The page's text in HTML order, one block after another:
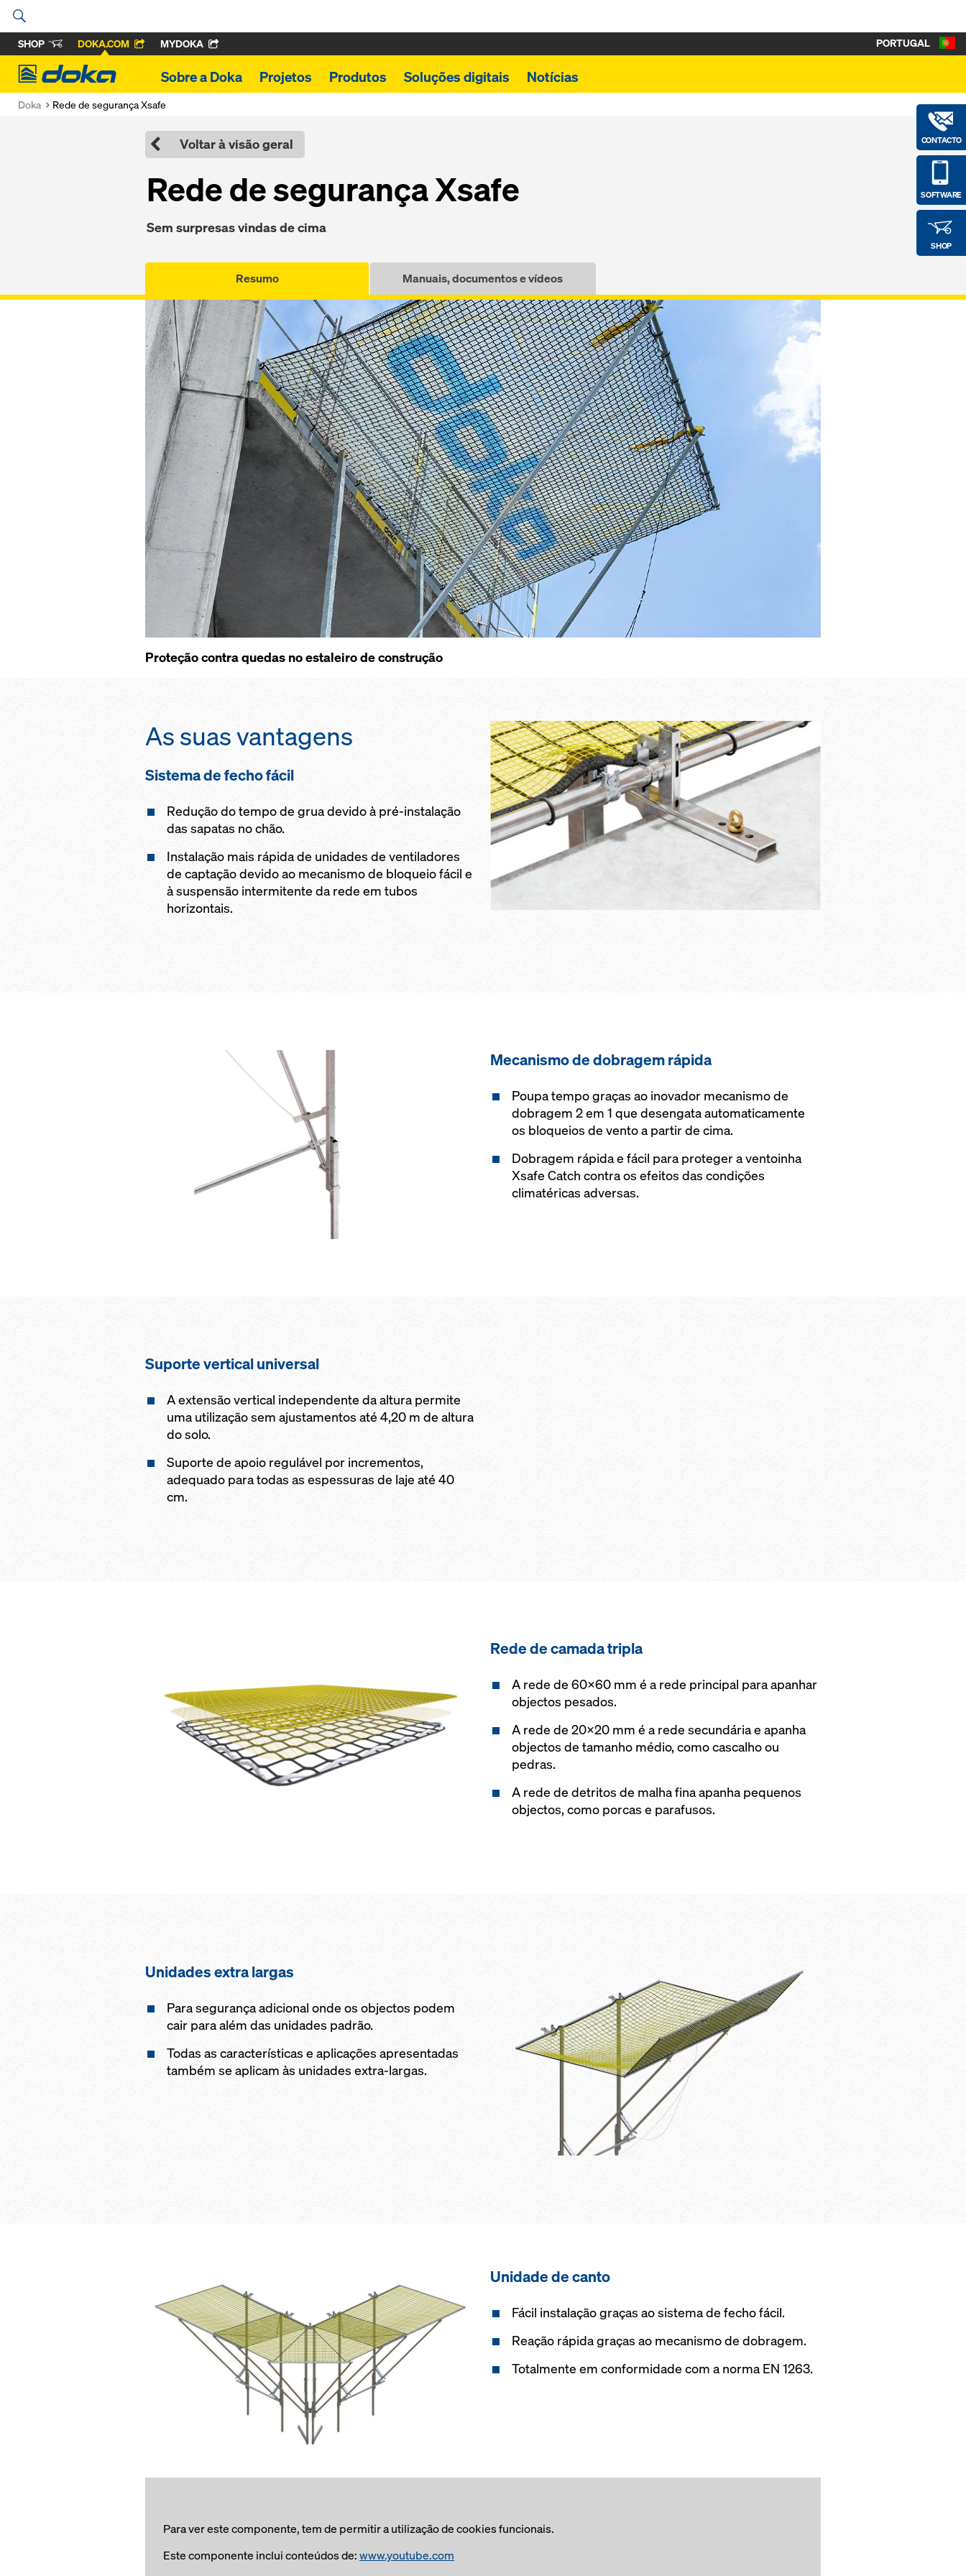
SHOP DOKA.COM MYDOKA
Doka
Sobre a Doka Projetos Produtos Soluções digitais Notícias
CONTACTO
SOFTWARE
SHOP
PORTUGAL
Doka Rede de segurança Xsafe
Voltar à visão geral
Rede de segurança Xsafe
Sem surpresas vindas de cima
Resumo Manuais, documentos e vídeos
Proteção contra quedas no estaleiro de construção
As suas vantagens
Sistema de fecho fácil
Redução do tempo de grua devido à pré-instalação
das sapatas no chão.
Instalação mais rápida de unidades de ventiladores
de captação devido ao mecanismo de bloqueio fácil e
à suspensão intermitente da rede em tubos
horizontais.
Mecanismo de dobragem rápida
Poupa tempo graças ao inovador mecanismo de
dobragem 2 em 1 que desengata automaticamente
os bloqueios de vento a partir de cima.
Dobragem rápida e fácil para proteger a ventoinha
Xsafe Catch contra os efeitos das condições
climatéricas adversas.
Suporte vertical universal
A extensão vertical independente da altura permite
uma utilização sem ajustamentos até 4,20 m de altura
do solo.
Suporte de apoio regulável por incrementos,
adequado para todas as espessuras de laje até 40
cm.
Rede de camada tripla
A rede de 60x60 mm é a rede principal para apanhar
objectos pesados.
A rede de 20x20 mm é a rede secundária e apanha
objectos de tamanho médio, como cascalho ou
pedras.
A rede de detritos de malha fina apanha pequenos
objectos, como porcas e parafusos.
Unidades extra largas
Para segurança adicional onde os objectos podem
cair para além das unidades padrão.
Todas as características e aplicações apresentadas
também se aplicam às unidades extra-largas.
Unidade de canto
Fácil instalação graças ao sistema de fecho fácil.
Reação rápida graças ao mecanismo de dobragem.
Totalmente em conformidade com a norma EN 1263.
Para ver este componente, tem de permitir a utilização de cookies funcionais.
Este componente inclui conteúdos de:www.youtube.com